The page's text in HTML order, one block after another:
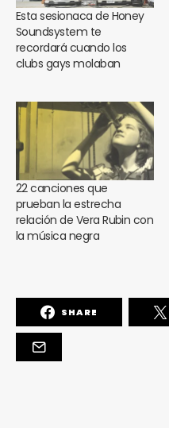
Esta sesionaca de Honey
Soundsystem te
recordará cuando los
clubs gays molaban
22 canciones que
prueban la estrecha
relación de Vera Rubin con
la música negra
SHARE